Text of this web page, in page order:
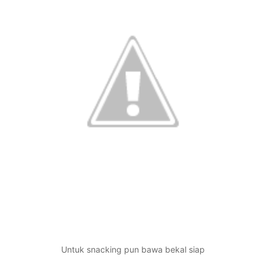
Untuk snacking pun bawa bekal siap